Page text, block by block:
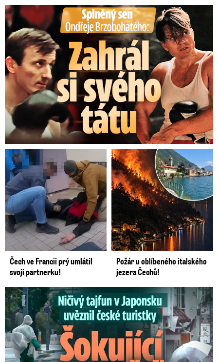
Splněný sen Ondřeje Brzobohatého: Zahrál si svého tátu
Čech ve Francii prý umlátil
svoji partnerku!
Požár u oblíbeného italského
jezera Čechů!
Ničivý tajfun uvěznil české turistky: Šokující zpověď